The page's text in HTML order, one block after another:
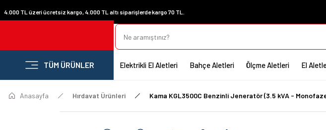
4.000 TL üzeri ücretsiz kargo, 4.000 TL altı siparişlerde kargo 70 TL.
TÜM ÜRÜNLER Elektrikli El Aletleri Bahçe Aletleri Ölçme Aletleri El
Anasayfa Hırdavat Ürünleri Kama KGL3500C Benzinli Jeneratör (3.5 kVA -